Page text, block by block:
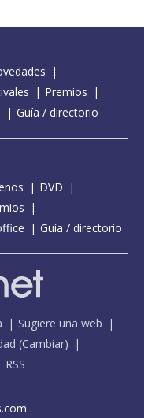
Premios
Guía / directorio
DVD
Guía / directorio
Sugiere una web
(Cambiar)
RSS